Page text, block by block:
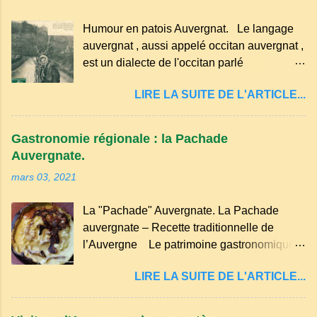
aperçoit, il remet le pain sur le bon coté,
mais il doit payer autant de bouteilles de vin
qu’il y a de couteaux ou de fourchettes
d’Ambert). Les quatre chemins. Quand
deux chemins se rencontrent et se coupent,
leur intersection forme un carrefour qui a
Humour en patois Auvergnat. Le langage
auvergnat , aussi appelé occitan auvergnat ,
est un dialecte de l'occitan parlé
certaines parties du Massif central . Il
appartient à la famille des langues romanes
et est classé parmi les dialectes du nord-
occitan . Bien que le nombre de locuteurs
traditionnelle et les contes. Il a aussi
influencé le français parlé en Auvergne.
Caractéristiques du langage auvergnat
évolué avec les influences régionales.
Prononciation : Il possède des sonorités
LIRE LA SUITE DE L'ARTICLE...
Gastronomie régionale : la Pachade
Auvergnate.
mars 03, 2021
La "Pachade" Auvergnate. La Pachade
auvergnate – Recette traditionnelle de
l’Auvergne Le patrimoine gastronomique
spécialités, voyons ici la recette de la "
Pachade " ou " Farinade " "Farinette" ou
encore pour d'autres lieux de nos
LIRE LA SUITE DE L'ARTICLE...